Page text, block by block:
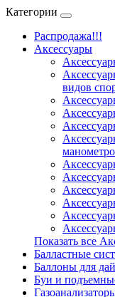
Категории
Распродажа!!!
Аксессуары
видов
Показать все
Балластные
Баллоны для
Буи и